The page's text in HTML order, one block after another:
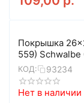
Покрышка
559) Schwalbe
K-Guard HS369
КОД: 93234
Нет в наличии